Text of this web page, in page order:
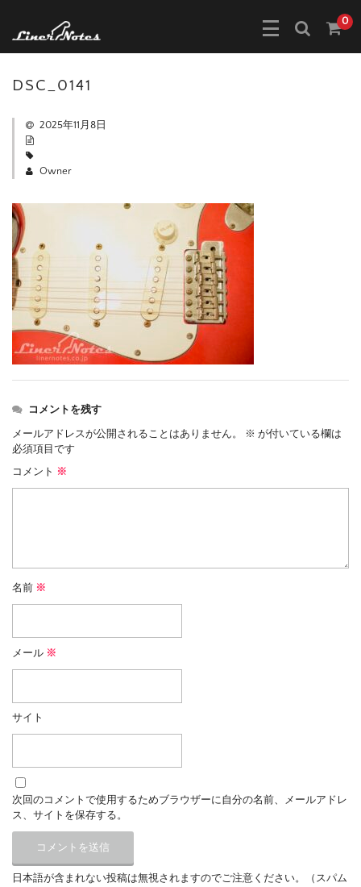
0
DSC_0141
2025年11月8日
Owner
コメントを残す
メールアドレスが公開されることはありません。 ※ が付いている欄は
必須項目です
コメント ※
名前 ※
メール ※
サイト
次回のコメントで使用するためブラウザーに自分の名前、メールアドレ
ス、サイトを保存する。
日本語が含まれない投稿は無視されますのでご注意ください。（スパム